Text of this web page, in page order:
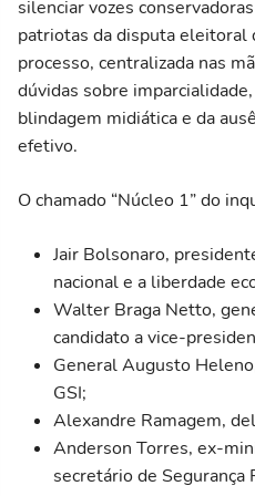
silenciar vozes
patriotas da disputa eleitoral
processo, centralizada nas
dúvidas sobre
blindagem midiática e da
efetivo.
O chamado “Núcleo 1” do
Jair Bolsonaro,
nacional e a liberdade
Walter Braga Netto,
candidato a vice-
General Augusto
GSI;
Alexandre Ramagem,
Anderson Torres, ex-
secretário de Segurança